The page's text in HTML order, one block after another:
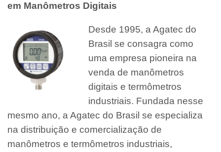
em Manômetros Digitais
Desde 1995, a Agatec do
Brasil se consagra como
uma empresa pioneira na
venda de manômetros
digitais e termômetros
industriais. Fundada nesse
mesmo ano, a Agatec do Brasil se especializa
na distribuição e comercialização de
manômetros e termômetros industriais,